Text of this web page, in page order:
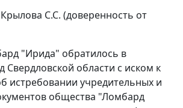
С.С. (доверенность от
"Ирида" обратилось в
Свердловской области с иском к
истребовании учредительных и
общества "Ломбард